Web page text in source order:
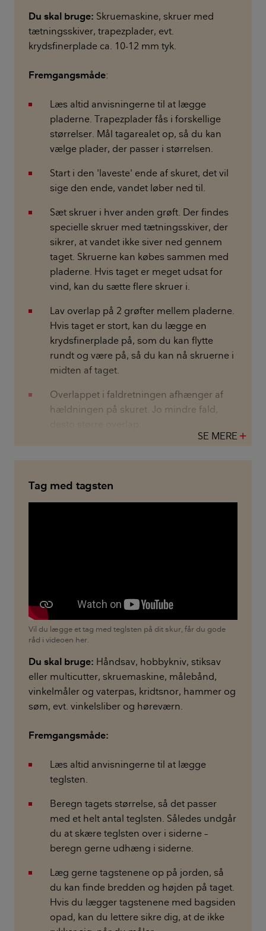
Du skal bruge: Skruemaskine, skruer med
tætningsskiver, trapezplader, evt.
krydsfinerplade ca. 10-12 mm tyk.
Fremgangsmåde:
Læs altid anvisningerne til at lægge
pladerne. Trapezplader fås i forskellige
størrelser. Mål tagarealet op, så du kan
vælge plader, der passer i størrelsen.
Start i den 'laveste' ende af skuret, det vil
sige den ende, vandet løber ned til.
Sæt skruer i hver anden grøft. Der findes
specielle skruer med tætningsskiver, der
sikrer, at vandet ikke siver ned gennem
taget. Skruerne kan købes sammen med
pladerne. Hvis taget er meget udsat for
vind, kan du sætte flere skruer i.
Lav overlap på 2 grøfter mellem pladerne.
Hvis taget er stort, kan du lægge en
krydsfinerplade på, som du kan flytte
rundt og være på, så du kan nå skruerne i
midten af taget.
Overlappet i faldretningen afhænger af
hældningen på skuret. Jo mindre fald,
SE MERE
Tag med tagsten
Vil du lægge et tag med teglsten på dit skur, får du gode
råd i videoen her.
Du skal bruge: Håndsav, hobbykniv, stiksav
eller multicutter, skruemaskine, målebånd,
vinkelmåler og vaterpas, kridtsnor, hammer og
søm, evt. vinkelsliber og høreværn.
Fremgangsmåde:
Læs altid anvisningerne til at lægge
teglsten.
Beregn tagets størrelse, så det passer
med et helt antal teglsten. Således undgår
du at skære teglsten over i siderne –
beregn gerne udhæng i siderne.
Læg gerne tagstenene op på jorden, så
du kan finde bredden og højden på taget.
Hvis du lægger tagstenene med bagsiden
opad, kan du lettere sikre dig, at de ikke